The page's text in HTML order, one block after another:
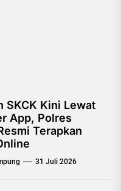
SKCK Kini Lewat
App, Polres
Terapkan
31 Juli 2026